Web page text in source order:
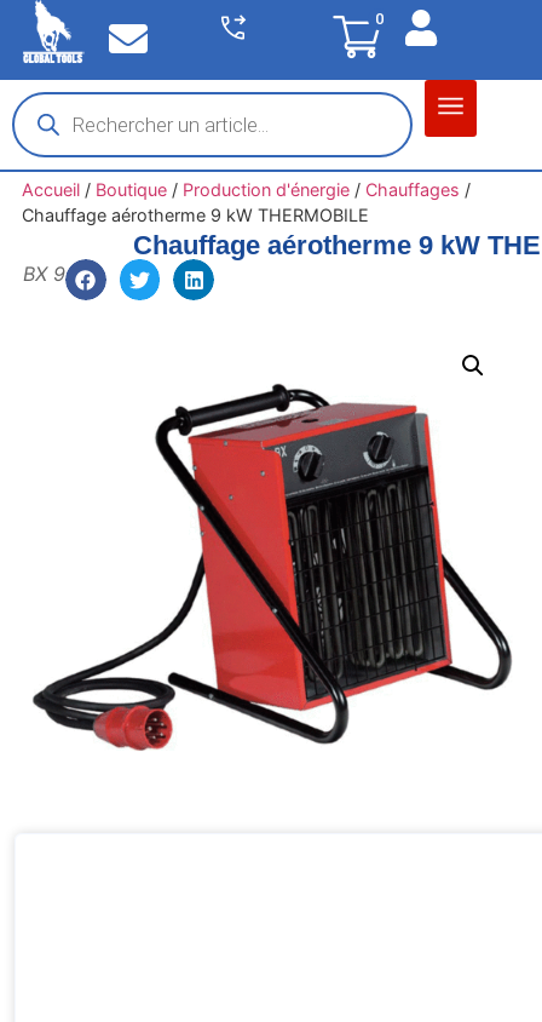
0
Accueil/ Boutique/ Production d'énergie/ Chauffages /
Chauffage aérotherme 9 kW THERMOBILE
Chauffage aérotherme 9 kW
BX 9